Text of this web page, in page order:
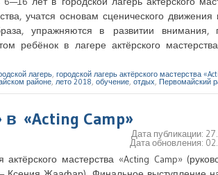
учатся основам сценического
упражняются в развитии внимания,
ребёнок в лагере актёрского
лагерь, городской лагерь актёрского мастерства
районе, лето 2018, обучение, отдых, Первомайский
«Acting Camp»
Дата публикации:
Дата обновления:
мастерства «Acting Camp»